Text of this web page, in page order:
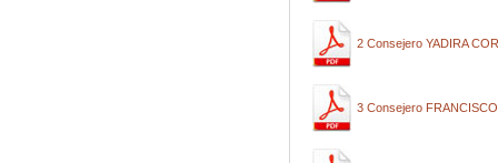
2 Consejero YADIRA
3 Consejero